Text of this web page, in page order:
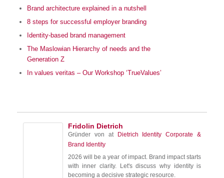
Brand architecture explained in a nutshell
8 steps for successful employer branding
Identity-based brand management
The Maslowian Hierarchy of needs and the
Generation Z
In values veritas – Our Workshop ‘TrueValues’
Fridolin Dietrich
Gründer von at
Dietrich Identity Corporate &
Brand Identity
2026 will be a year of impact. Brand impact starts
with inner clarity. Let's discuss why identity is
becoming a decisive strategic resource.